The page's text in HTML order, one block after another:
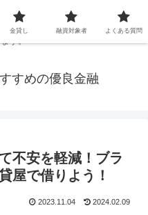
ート・派遣など消費者金融でお金を
で借りられる審査が甘い優良街金を
す。
すめの優良金融
不安を軽減！ブラ
屋で借りよう！
2023.11.04 2024.02.09
金貸し 融資対象者 よくある質問